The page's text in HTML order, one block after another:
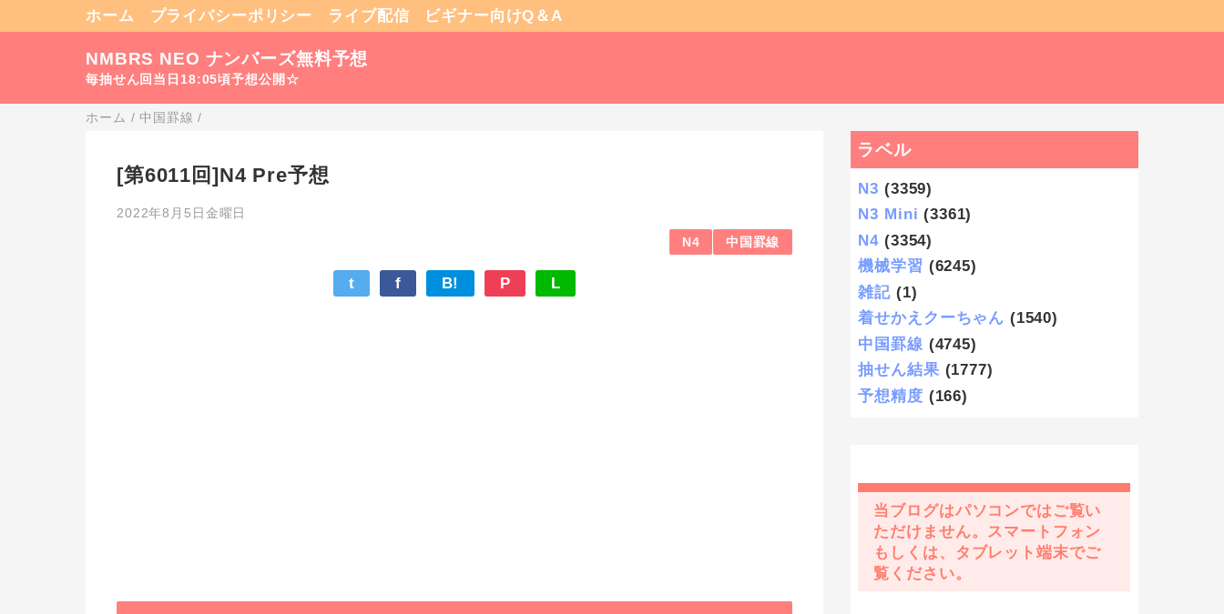
ホーム プライバシーポリシー ライブ配信 ビギナー向けQ＆A
NMBRS NEO ナンバーズ無料予想
毎抽せん回当日18:05頃予想公開☆
ホーム / 中国罫線 /
[第6011回]N4 Pre予想
2022年8月5日金曜日
N4 中国罫線
t f B! P L
ラベル
N3 (3359)
N3 Mini (3361)
N4 (3354)
機械学習 (6245)
雑記 (1)
着せかえクーちゃん (1540)
中国罫線 (4745)
抽せん結果 (1777)
予想精度 (166)
当ブログはパソコンではご覧い
ただけません。スマートフォン
もしくは、タブレット端末でご
覧ください。